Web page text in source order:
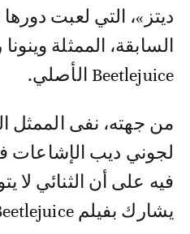
ديتز»، التي لعبت
السابقة، الممثلة
Beetlejuice الأصلي.
من جهته، نفى الممثل
لجوني ديب
فيه على أن الثنائي لا
يشارك بفيلم Beetlejuice.